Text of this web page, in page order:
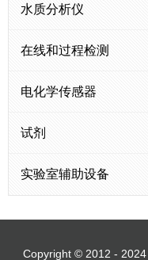
水质分析仪
在线和过程检测
电化学传感器
试剂
实验室辅助设备
Copyright © 2012 -